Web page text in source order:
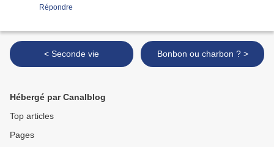
Répondre
< Seconde vie Bonbon ou charbon ? >
Hébergé par Canalblog
Top articles
Pages